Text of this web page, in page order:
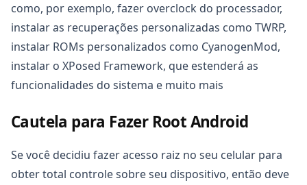
como, por exemplo, fazer overclock do processador,
instalar as recuperações personalizadas como TWRP,
instalar ROMs personalizados como CyanogenMod,
instalar o XPosed Framework, que estenderá as
funcionalidades do sistema e muito mais
Cautela para Fazer Root Android
Se você decidiu fazer acesso raiz no seu celular para
obter total controle sobre seu dispositivo, então deve